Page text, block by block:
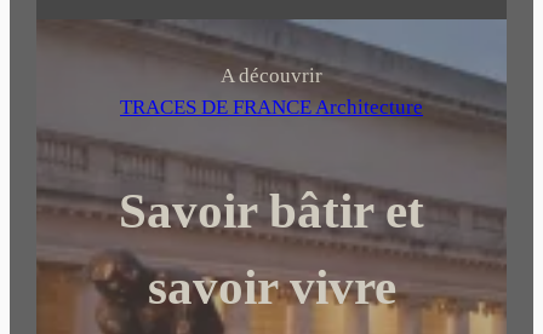
r
c
h
r
A découvrir
TRACES DE FRANCE Architecture
Savoir bâtir et
savoir vivre